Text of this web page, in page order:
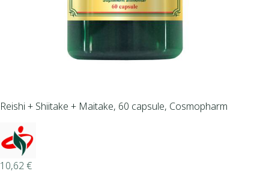
Reishi + Shiitake + Maitake, 60 capsule, Cosmopharm
10,62€